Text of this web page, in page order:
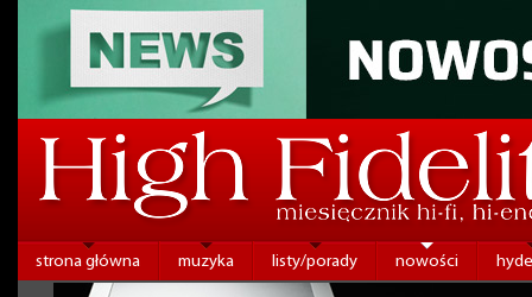
strona główna muzyka listy/porady nowości